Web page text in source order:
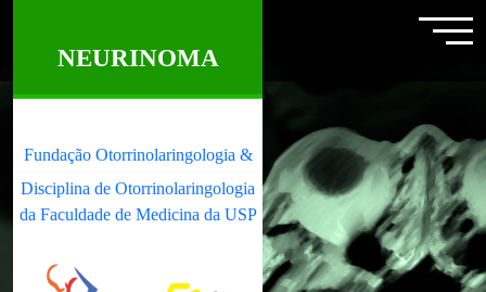
NEURINOMA
Fundação Otorrinolaringologia &
Disciplina de Otorrinolaringologia
da Faculdade de Medicina da USP